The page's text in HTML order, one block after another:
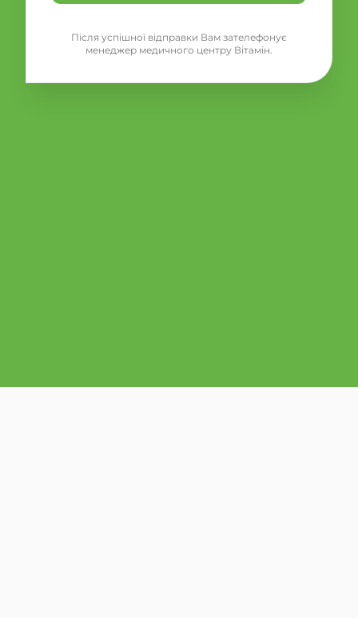
Після успішної відправки Вам зателефонує
менеджер медичного центру Вітамін.